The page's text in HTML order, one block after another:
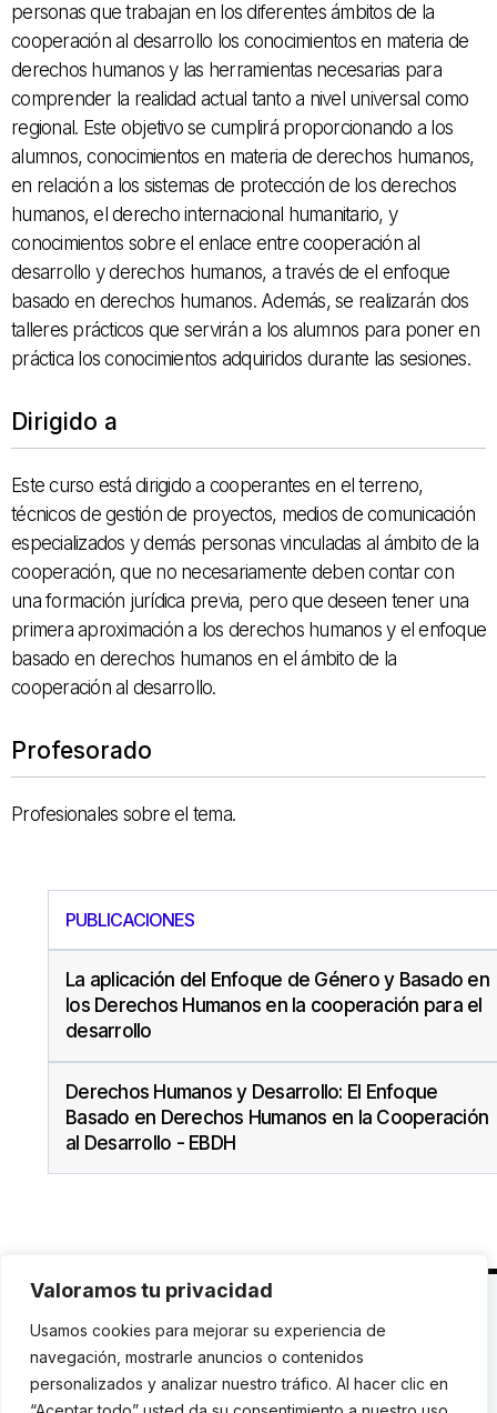
Valoramos tu privacidad
Usamos cookies para mejorar su experiencia de
navegación, mostrarle anuncios o contenidos
personalizados y analizar nuestro tráfico. Al hacer clic en
personas que trabajan en los diferentes ámbitos de la
cooperación al desarrollo los conocimientos en materia de
derechos humanos y las herramientas necesarias para
comprender la realidad actual tanto a nivel universal como
regional. Este objetivo se cumplirá proporcionando a los
alumnos, conocimientos en materia de derechos humanos,
en relación a los sistemas de protección de los derechos
humanos, el derecho internacional humanitario, y
conocimientos sobre el enlace entre cooperación al
desarrollo y derechos humanos, a través de el enfoque
basado en derechos humanos. Además, se realizarán dos
talleres prácticos que servirán a los alumnos para poner en
práctica los conocimientos adquiridos durante las sesiones.
Dirigido a
Este curso está dirigido a cooperantes en el terreno,
técnicos de gestión de proyectos, medios de comunicación
especializados y demás personas vinculadas al ámbito de la
cooperación, que no necesariamente deben contar con
una formación jurídica previa, pero que deseen tener una
primera aproximación a los derechos humanos y el enfoque
basado en derechos humanos en el ámbito de la
cooperación al desarrollo.
Profesorado
Profesionales sobre el tema.
PUBLICACIONES
La aplicación del Enfoque de Género y Basado en
los Derechos Humanos en la cooperación para el
desarrollo
Derechos Humanos y Desarrollo: El Enfoque
Basado en Derechos Humanos en la Cooperación
al Desarrollo - EBDH
C. Avinyó 44, 2n | 08002 Barcelona |T.: +34 93
119 03 72|institut@idhc.org
© Institut de Drets Humans de Catalunya.